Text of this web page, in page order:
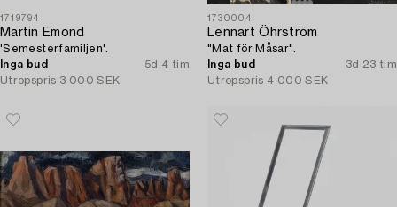
1719794
Martin Emond
'Semesterfamiljen'.
Inga bud
5d 4 tim
Utropspris 3 000 SEK
1730004
Lennart Öhrström
"Mat för Måsar".
Inga bud
3d 23 tim
Utropspris 4 000 SEK